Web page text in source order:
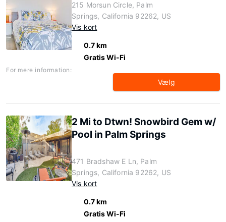
215 Morsun Circle, Palm
Springs, California 92262, US
Vis kort
0.7 km
Gratis Wi-Fi
For mere information:
Vælg
2 Mi to Dtwn! Snowbird Gem w/
Pool in Palm Springs
471 Bradshaw E Ln, Palm
Springs, California 92262, US
Vis kort
0.7 km
Gratis Wi-Fi